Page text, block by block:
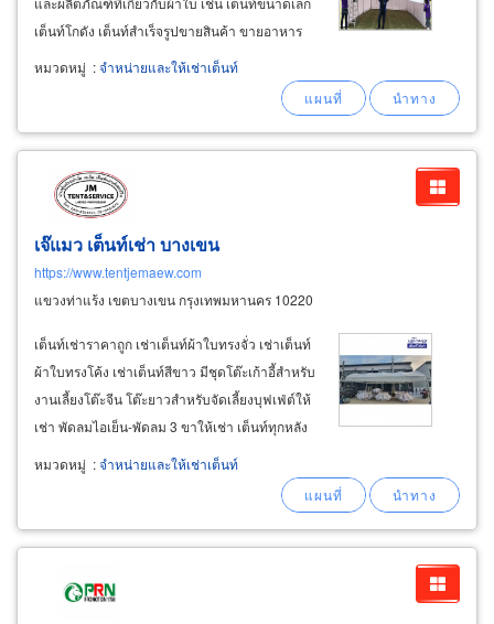
เต็นท์โกดัง เต็นท์สำเร็จรูปขายสินค้า ขายอาหาร
จัดแสดงสินค้า ฯลฯ ทำกันสาดผ้าใบ ผ้าคลุมรถ
บรรทุก ผ้าคลุมสินค้าเพื่อใช้กันแดดกันฝนกันฝุ่นเก็บ
หมวดหมู่ :จำหน่ายและให้เช่าเต็นท์
เจ๊แมว เต็นท์เช่า บางเขน
https://www.tentjemaew.com
แขวงท่าแร้ง เขตบางเขน กรุงเทพมหานคร 10220
เต็นท์เช่าราคาถูก เช่าเต็นท์ผ้าใบทรงจั่ว เช่าเต็นท์
ผ้าใบทรงโค้ง เช่าเต็นท์สีขาว มีชุดโต๊ะเก้าอี้สำหรับ
งานเลี้ยงโต๊ะจีน โต๊ะยาวสำหรับจัดเลี้ยงบุฟเฟ่ต์ให้
เช่า พัดลมไอเย็น-พัดลม 3 ขาให้เช่า เต็นท์ทุกหลัง
ผ่านการพ่นน้ำยาฆ่าเชื้อโรค ทุกครั้งที่ใช้งาน มั่นใน
ในเรื่องความสะอาดปลอดภัยแน่นอน เช่าเต็นท์พิธี
หมวดหมู่ :จำหน่ายและให้เช่าเต็นท์